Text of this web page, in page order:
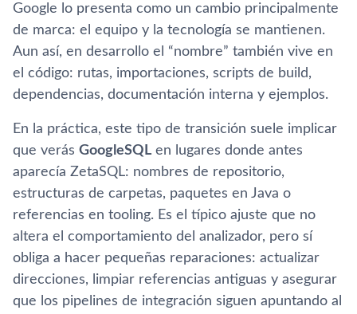
Google lo presenta como un cambio principalmente
de marca: el equipo y la tecnología se mantienen.
Aun así, en desarrollo el “nombre” también vive en
el código: rutas, importaciones, scripts de build,
dependencias, documentación interna y ejemplos.
En la práctica, este tipo de transición suele implicar
que verás GoogleSQL en lugares donde antes
aparecía ZetaSQL: nombres de repositorio,
estructuras de carpetas, paquetes en Java o
referencias en tooling. Es el típico ajuste que no
altera el comportamiento del analizador, pero sí
obliga a hacer pequeñas reparaciones: actualizar
direcciones, limpiar referencias antiguas y asegurar
que los pipelines de integración siguen apuntando al